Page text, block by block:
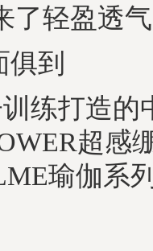
了轻盈透
到
练打造的
超感
瑜伽系